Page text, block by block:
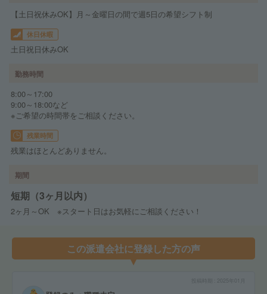
【土日祝休みOK】月～金曜日の間で週5日の希望シフト制
休日休暇
土日祝日休みOK
勤務時間
8:00～17:00
9:00～18:00など
※ご希望の時間帯をご相談ください。
残業時間
残業はほとんどありません。
期間
短期（3ヶ月以内）
2ヶ月～OK ※スタート日はお気軽にご相談ください！
この派遣会社に登録した方の声
2025年01月